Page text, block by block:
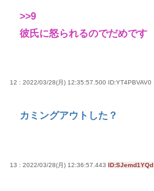
>>9
彼氏に怒られるのでだめです
12 : 2022/03/28(月) 12:35:57.500 ID:YT4PBVAV0
カミングアウトした？
13 : 2022/03/28(月) 12:36:57.443 ID:SJemd1YQd